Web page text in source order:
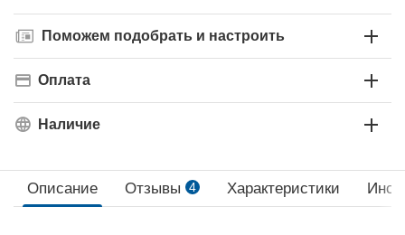
Поможем подобрать и настроить
Оплата
Наличие
Описание Отзывы 4 Характеристики